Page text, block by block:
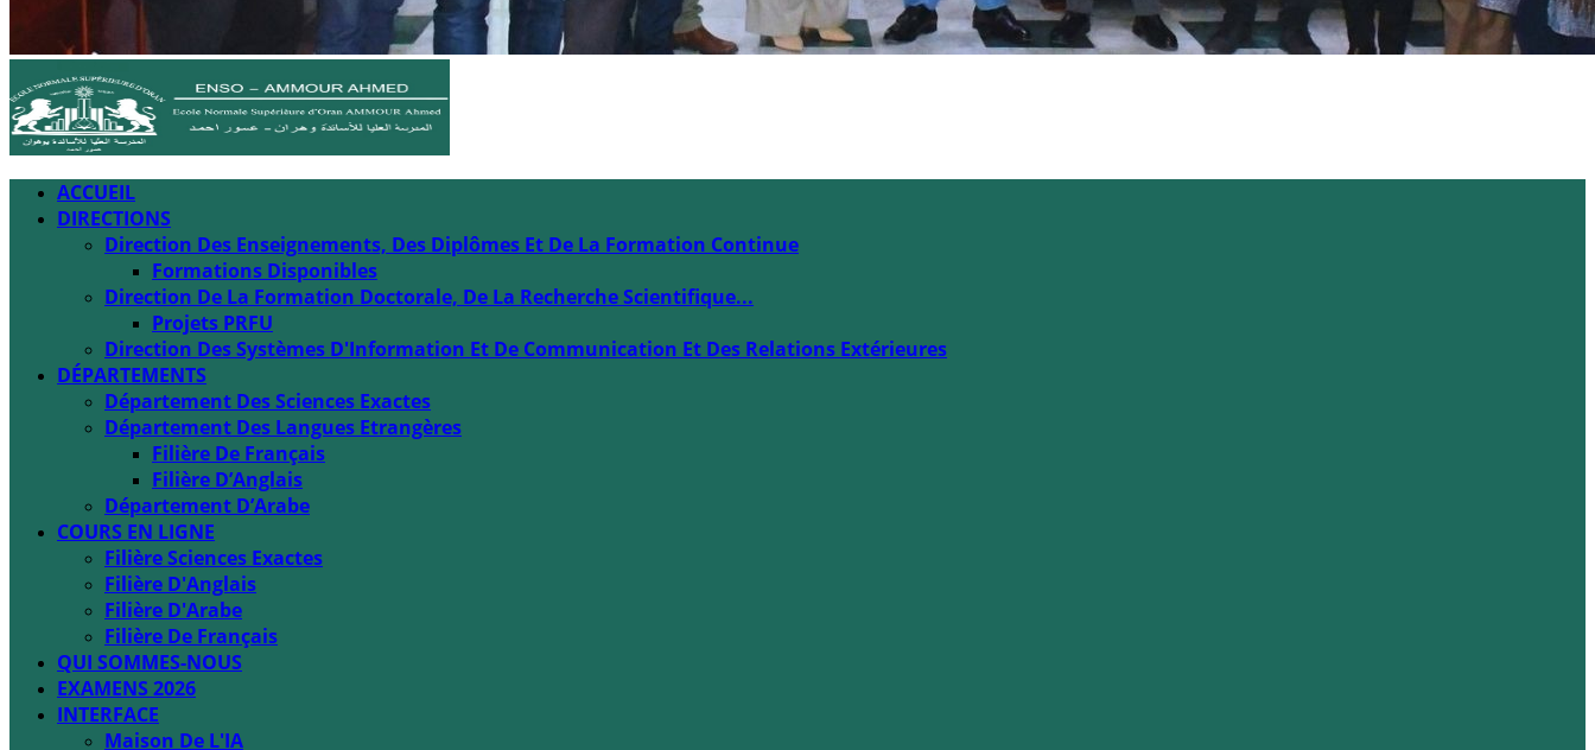
ACCUEIL
DIRECTIONS
Direction Des Enseignements, Des Diplômes Et De La Formation Continue
Formations Disponibles
Direction De La Formation Doctorale, De La Recherche Scientifique...
Projets PRFU
Direction Des Systèmes D'Information Et De Communication Et Des Relations Extérieures
DÉPARTEMENTS
Département Des Sciences Exactes
Département Des Langues Etrangères
Filière De Français
Filière D’Anglais
Département D’Arabe
COURS EN LIGNE
Filière Sciences Exactes
Filière D'Anglais
Filière D'Arabe
Filière De Français
QUI SOMMES-NOUS
EXAMENS 2026
INTERFACE
Maison De L'IA